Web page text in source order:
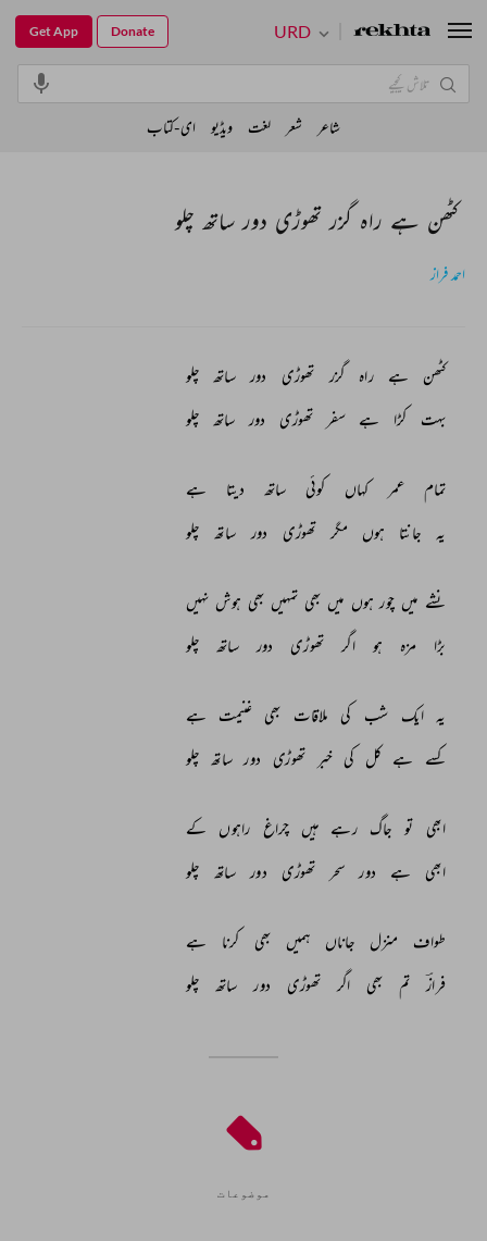
کٹھن ہے راہ گزر تھوڑی دور ساتھ چلو
احمد فراز
کٹھن ہے راہ گزر تھوڑی دور ساتھ
چلو
بہت
کڑا ہے سفر تھوڑی دور ساتھ چلو
تمام عمر کہاں کوئی ساتھ دیتا
ہے
یہ
جانتا ہوں مگر تھوڑی دور ساتھ چلو
نشے میں چور ہوں میں بھی تمہیں بھی ہوش نہیں
بڑا
مزہ ہو اگر تھوڑی دور ساتھ چلو
یہ ایک شب کی ملاقات بھی غنیمت
ہے
کسے
ہے کل کی خبر تھوڑی دور ساتھ چلو
ابھی تو جاگ رہے ہیں چراغ راہوں
کے
ابھی
ہے دور سحر تھوڑی دور ساتھ چلو
طواف منزل جاناں ہمیں بھی کرنا
ہے
فرازؔ
تم بھی اگر تھوڑی دور ساتھ چلو
موضوعات
URD
Get App Donate
شاعر شعر لغت ویڈیو ای-کتاب